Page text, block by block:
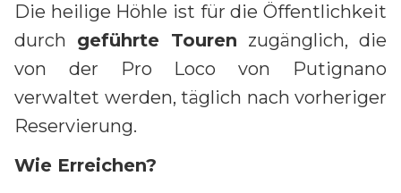
Die heilige Höhle ist für die Öffentlichkeit
durch geführte Touren zugänglich, die
von der Pro Loco von Putignano
verwaltet werden, täglich nach vorheriger
Reservierung.
Wie Erreichen?